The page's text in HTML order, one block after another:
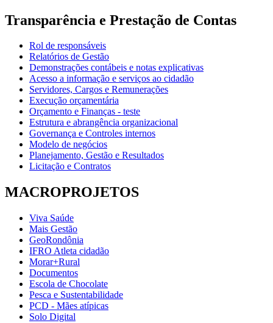
Transparência e Prestação de Contas
Rol de responsáveis
Relatórios de Gestão
Demonstrações contábeis e notas explicativas
Acesso a informação e serviços ao cidadão
Servidores, Cargos e Remunerações
Execução orçamentária
Orçamento e Finanças - teste
Estrutura e abrangência organizacional
Governança e Controles internos
Modelo de negócios
Planejamento, Gestão e Resultados
Licitação e Contratos
MACROPROJETOS
Viva Saúde
Mais Gestão
GeoRondônia
IFRO Atleta cidadão
Morar+Rural
Documentos
Escola de Chocolate
Pesca e Sustentabilidade
PCD - Mães atípicas
Solo Digital